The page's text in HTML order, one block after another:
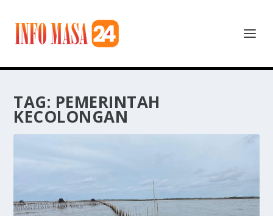
TAG: PEMERINTAH
KECOLONGAN